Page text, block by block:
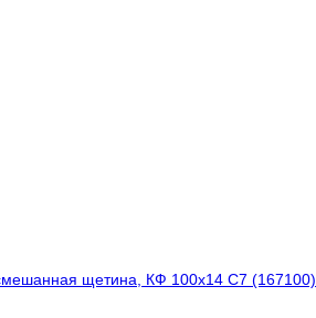
щетина, КФ 100x14 С7 (167100)